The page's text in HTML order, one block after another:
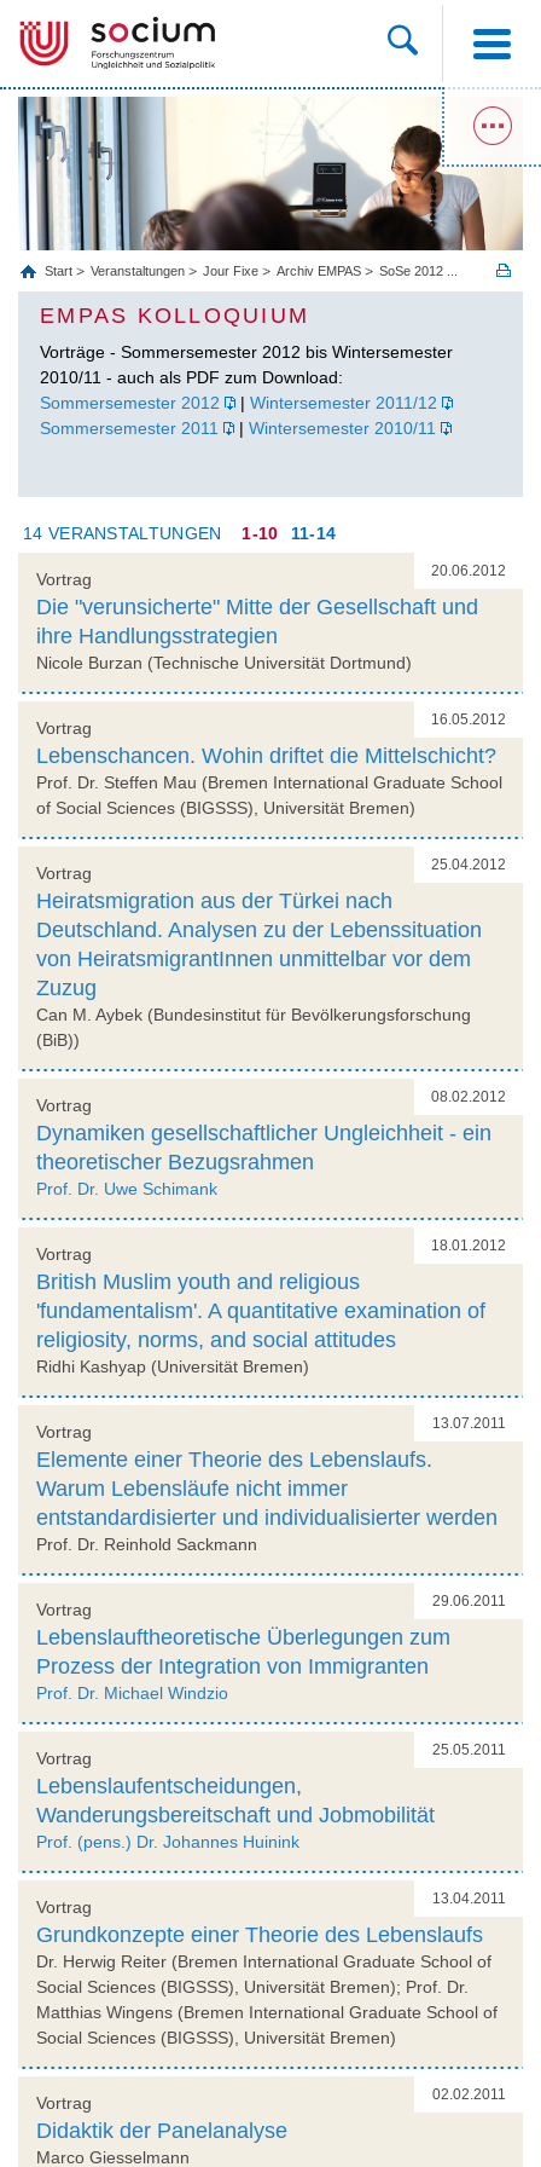
Start Veranstaltungen Jour Fixe Archiv EMPAS SoSe 2012 ...
EMPAS KOLLOQUIUM
Vorträge - Sommersemester 2012 bis Wintersemester
2010/11 - auch als PDF zum Download:
Sommersemester 2012
| Wintersemester 2011/12
Sommersemester 2011
| Wintersemester 2010/11
14 VERANSTALTUNGEN 1-10 11-14
20.06.2012
Vortrag
Die "verunsicherte" Mitte der Gesellschaft und
ihre Handlungsstrategien
Nicole Burzan (Technische Universität Dortmund)
16.05.2012
Vortrag
Lebenschancen. Wohin driftet die Mittelschicht?
Prof. Dr. Steffen Mau (Bremen International Graduate School
of Social Sciences (BIGSSS), Universität Bremen)
25.04.2012
Vortrag
Heiratsmigration aus der Türkei nach
Deutschland. Analysen zu der Lebenssituation
von HeiratsmigrantInnen unmittelbar vor dem
Zuzug
Can M. Aybek (Bundesinstitut für Bevölkerungsforschung
(BiB))
08.02.2012
Vortrag
Dynamiken gesellschaftlicher Ungleichheit - ein
theoretischer Bezugsrahmen
Prof. Dr. Uwe Schimank
18.01.2012
Vortrag
British Muslim youth and religious
'fundamentalism'. A quantitative examination of
religiosity, norms, and social attitudes
Ridhi Kashyap (Universität Bremen)
13.07.2011
Vortrag
Elemente einer Theorie des Lebenslaufs.
Warum Lebensläufe nicht immer
entstandardisierter und individualisierter werden
Prof. Dr. Reinhold Sackmann
29.06.2011
Vortrag
Lebenslauftheoretische Überlegungen zum
Prozess der Integration von Immigranten
Prof. Dr. Michael Windzio
25.05.2011
Vortrag
Lebenslaufentscheidungen,
Wanderungsbereitschaft und Jobmobilität
Prof. (pens.) Dr. Johannes Huinink
13.04.2011
Vortrag
Grundkonzepte einer Theorie des Lebenslaufs
Dr. Herwig Reiter (Bremen International Graduate School of
Social Sciences (BIGSSS), Universität Bremen); Prof. Dr.
Matthias Wingens (Bremen International Graduate School of
Social Sciences (BIGSSS), Universität Bremen)
02.02.2011
Vortrag
Didaktik der Panelanalyse
Marco Giesselmann